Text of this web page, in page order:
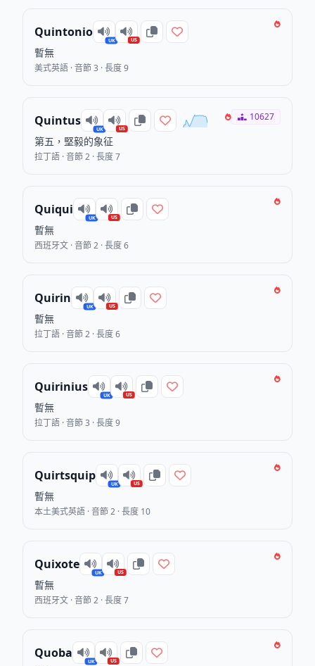
Quintonio
UK US
暫無
美式英語 · 音節 3 · 長度 9
Quintus
UK US
第五，堅毅的象征
拉丁語 · 音節 2 · 長度 7
10627
Quiqui
UK US
暫無
西班牙文 · 音節 2 · 長度 6
Quirin
UK US
暫無
拉丁語 · 音節 2 · 長度 6
Quirinius
UK US
暫無
拉丁語 · 音節 3 · 長度 9
Quirtsquip
UK US
暫無
本土美式英語 · 音節 2 · 長度 10
Quixote
UK US
暫無
西班牙文 · 音節 2 · 長度 7
Quoba
UK US